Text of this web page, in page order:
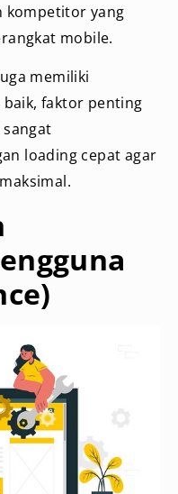
kompetitor yang
mobile.
memiliki
baik, faktor penting
sangat
loading cepat agar